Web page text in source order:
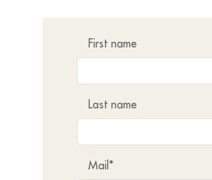
First name
Last name
Mail*